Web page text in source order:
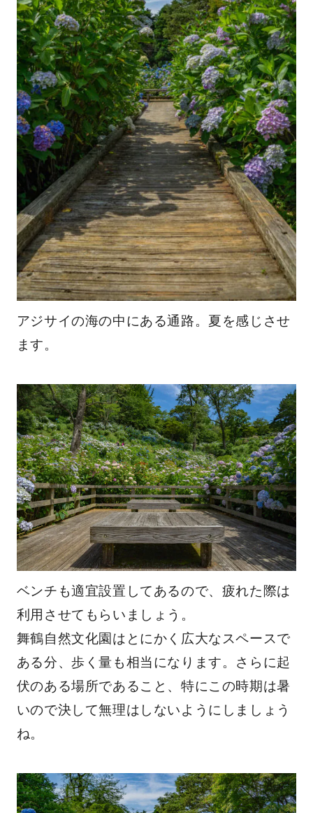
アジサイの海の中にある通路。夏を感じさせ
ます。
ベンチも適宜設置してあるので、疲れた際は
利用させてもらいましょう。
舞鶴自然文化園はとにかく広大なスペースで
ある分、歩く量も相当になります。さらに起
伏のある場所であること、特にこの時期は暑
いので決して無理はしないようにしましょう
ね。